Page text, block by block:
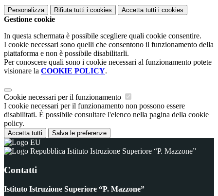
Personalizza Rifiuta tutti i cookies Accetta tutti i cookies
Gestione cookie
In questa schermata è possibile scegliere quali cookie consentire.
I cookie necessari sono quelli che consentono il funzionamento della
piattaforma e non è possibile disabilitarli.
Per conoscere quali sono i cookie necessari al funzionamento potete
visionare la COOKIE POLICY.
Cookie necessari per il funzionamento
I cookie necessari per il funzionamento non possono essere
disabilitati. È possibile consultare l'elenco nella pagina della cookie
policy.
Accetta tutti Salva le preferenze
Istituto Istruzione Superiore “P. Mazzone”
Contatti
Istituto Istruzione Superiore “P. Mazzone”